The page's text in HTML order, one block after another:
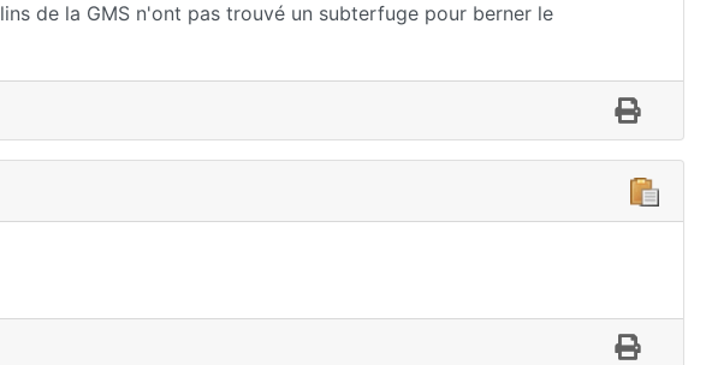
de la GMS n'ont pas trouvé un subterfuge pour berner le